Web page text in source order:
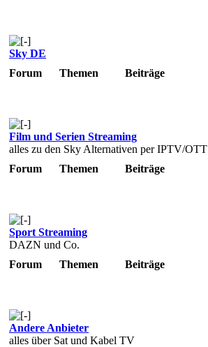
Sky DE
Forum
Themen Beiträge
Film und Serien Streaming
alles zu den Sky Alternativen per IPTV/OTT
Forum
Themen Beiträge
Sport Streaming
DAZN und Co.
Forum
Themen Beiträge
Andere Anbieter
alles über Sat und Kabel TV